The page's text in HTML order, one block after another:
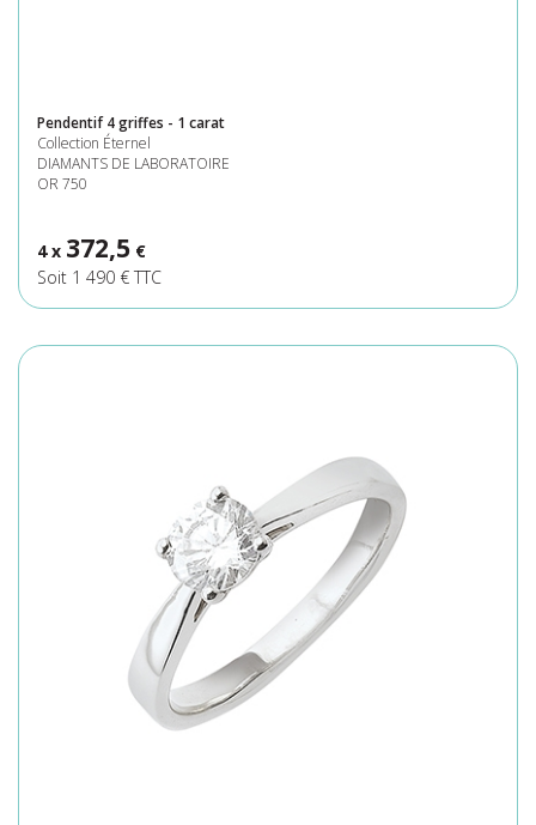
Pendentif 4 griffes - 1 carat
Collection Éternel
DIAMANTS DE LABORATOIRE
OR 750
4 x 372,5 €
Soit 1 490 € TTC